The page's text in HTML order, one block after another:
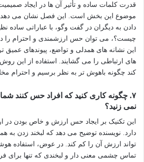
قدرت کلمات ساده و تأثیر آن ها در ایجاد
موضوع این بخش است. این فصل نشان می دهد
دادن به دیگران در گفت وگو، با عباراتی ساده
چیست؟، می توان حس ارزشمندی و احترام را
این نشانه های همدلی و تواضع، پیوندهای عمیق
های ارتباطی را می گشایند. استفاده از این
کند چگونه باهوش تر به نظر برسیم و احترام
۷. چگونه کاری کنید که افراد حس کنند
نمی زنید؟
این تکنیک بر ایجاد حس ارزش و خاص بودن در
دارد. نویسنده توضیح می دهد که لبخند زدن به
تواند ارزش آن را کم کند. در عوض، استفاده
تماس چشمی معنی دار و لبخندی که تنها برای